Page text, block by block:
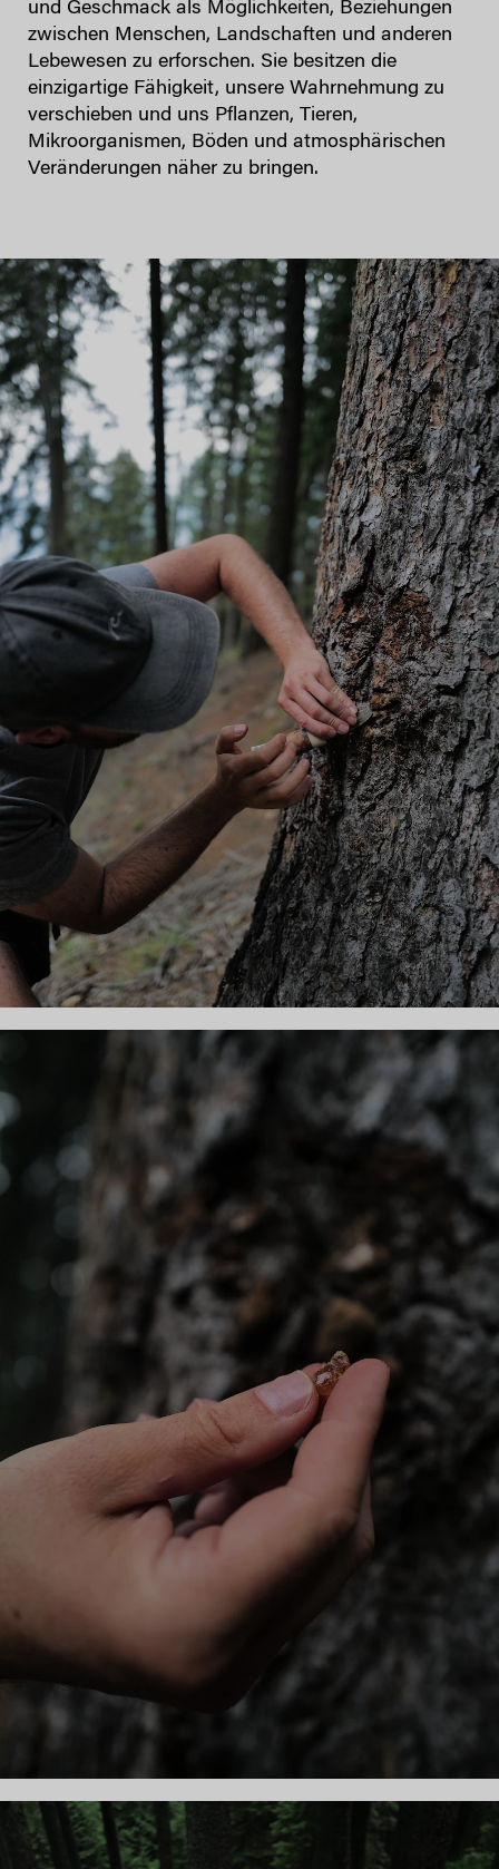
und Geschmack als Möglichkeiten, Beziehungen
zwischen Menschen, Landschaften und anderen
Lebewesen zu erforschen. Sie besitzen die
einzigartige Fähigkeit, unsere Wahrnehmung zu
verschieben und uns Pflanzen, Tieren,
Mikroorganismen, Böden und atmosphärischen
Veränderungen näher zu bringen.